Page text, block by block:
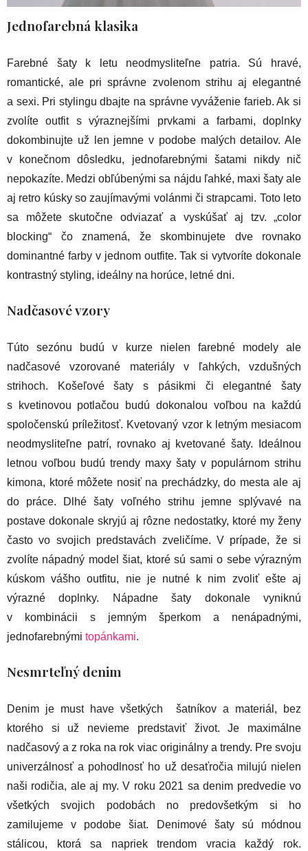
Jednofarebná klasika
Farebné šaty k letu neodmysliteľne patria. Sú hravé,
romantické, ale pri správne zvolenom strihu aj elegantné
a sexi. Pri stylingu dbajte na správne vyváženie farieb. Ak si
zvolíte outfit s výraznejšími prvkami a farbami, doplnky
dokombinujte už len jemne v podobe malých detailov. Ale
v konečnom dôsledku, jednofarebnými šatami nikdy nič
nepokazíte. Medzi obľúbenými sa nájdu ľahké, maxi šaty ale
aj retro kúsky so zaujímavými volánmi či strapcami. Toto leto
sa môžete skutočne odviazať a vyskúšať aj tzv. „color
blocking“ čo znamená, že skombinujete dve rovnako
dominantné farby v jednom outfite. Tak si vytvoríte dokonale
kontrastný styling, ideálny na horúce, letné dni.
Nadčasové vzory
Túto sezónu budú v kurze nielen farebné modely ale
nadčasové vzorované materiály v ľahkých, vzdušných
strihoch. Košeľové šaty s pásikmi či elegantné šaty
s kvetinovou potlačou budú dokonalou voľbou na každú
spoločenskú príležitosť. Kvetovaný vzor k letným mesiacom
neodmysliteľne patrí, rovnako aj kvetované šaty. Ideálnou
letnou voľbou budú trendy maxy šaty v populárnom strihu
kimona, ktoré môžete nosiť na prechádzky, do mesta ale aj
do práce. Dlhé šaty voľného strihu jemne splývavé na
postave dokonale skryjú aj rôzne nedostatky, ktoré my ženy
často vo svojich predstavách zveličíme. V prípade, že si
zvolíte nápadný model šiat, ktoré sú sami o sebe výrazným
kúskom vášho outfitu, nie je nutné k nim zvoliť ešte aj
výrazné doplnky. Nápadne šaty dokonale vyniknú
v kombinácii s jemným šperkom a nenápadnými,
jednofarebnými topánkami.
Nesmrteľný denim
Denim je must have všetkých šatníkov a materiál, bez
ktorého si už nevieme predstaviť život. Je maximálne
nadčasový a z roka na rok viac originálny a trendy. Pre svoju
univerzálnosť a pohodlnosť ho už desaťročia milujú nielen
naši rodičia, ale aj my. V roku 2021 sa denim predvedie vo
všetkých svojich podobách no predovšetkým si ho
zamilujeme v podobe šiat. Denimové šaty sú módnou
stálicou, ktorá sa napriek trendom vracia každý rok.